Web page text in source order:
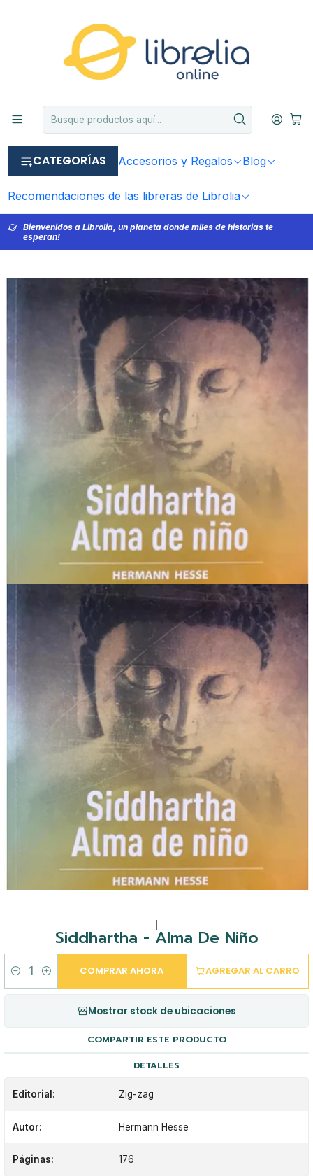
CATEGORÍAS Accesorios y Regalos Blog
Recomendaciones de las libreras de Librolia
Bienvenidos a Librolia, un planeta donde miles de historias te
esperan!
Siddhartha - Alma De Niño
Cantidad
AGREGAR AL CARRO
COMPRAR AHORA
Mostrar stock de ubicaciones
COMPARTIR ESTE PRODUCTO
DETALLES
Editorial: Zig-zag
Autor: Hermann Hesse
Páginas: 176